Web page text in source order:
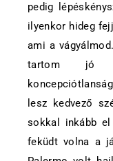
pedig
ilyenkor hideg
ami a
tartom jó
lesz kedvező
sokkal inkább
feküdt volna a